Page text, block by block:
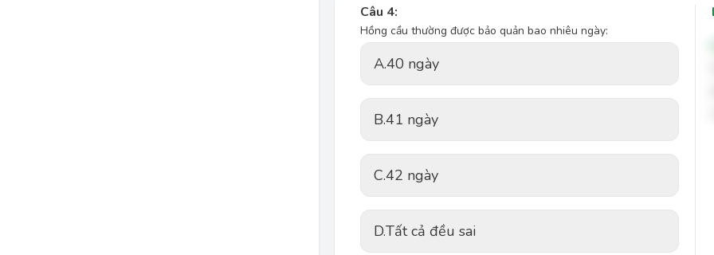
Câu 4:
Hồng cầu thường được bảo quản bao nhiêu ngày:
A.40 ngày
B.41 ngày
C.42 ngày
D.Tất cả đều sai